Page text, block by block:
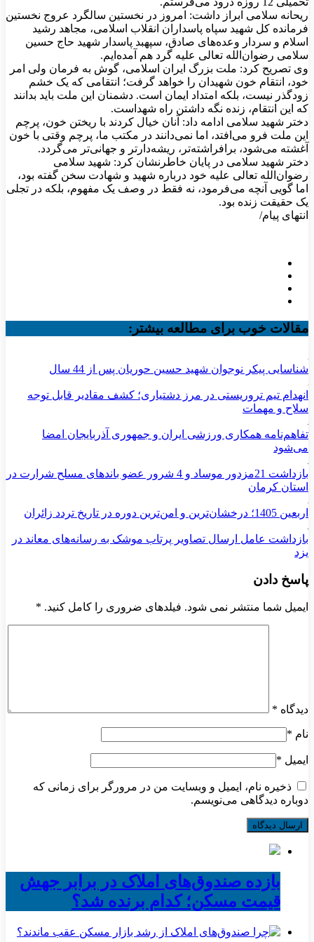
ریحانه سلامی ابراز داشت: امروز در نخستین سالگرد عروج نخستین
فرمانده کل شهید سپاه پاسداران انقلاب اسلامی، مجاهد رشید
اسلام و سردار وعده‌های صادق، سپهبد پاسدار شهید حاج حسین
سلامی رضوان‌الله تعالی علیه گرد هم آمده‌ایم.
وی تصریح کرد: ملت بزرگ ایران اسلامی، گوش به فرمان ولی امر
خود، انتقام خون شهیدان را خواهد گرفت؛ انتقامی که یک خشم
زودگذر نیست، بلکه امتداد ایمان است. دشمنان این ملت باید بدانند
که این انتقام، زنده نگه داشتن راه شهداست.
دختر شهید سلامی ادامه داد: آنان خیال کردند با ریختن خون، پرچم
این ملت فرو می‌افتد، اما نمی‌دانند در مکتب ما، پرچم وقتی با خون
آغشته می‌شود، برافراشته‌تر، ریشه‌دارتر و جهانی‌تر می‌گردد.
دختر شهید سلامی در پایان خاطرنشان کرد: شهید سلامی
رضوان‌الله تعالی علیه خود درباره شهید و شهادت سخن گفته بود،
اما گویی آنچه می‌فرمود، نه فقط در وصف یک مفهوم، بلکه در تجلی
یک حقیقت زنده بود.
انتهای پیام/
مقالات خوب برای مطالعه بیشتر:
شناسایی پیکر نوجوان شهید حسین حوریان پس از 44 سال
انهدام تیم تروریستی در مرز دشتیاری؛ کشف مقادیر قابل توجه
سلاح و مهمات
تفاهم‌نامه همکاری ورزشی ایران و جمهوری آذربایجان امضا
می‌شود
بازداشت 21مزدور موساد و 4 شرور عضو باندهای مسلح شرارت در
استان کرمان
اربعین 1405؛ درخشان‌ترین و امن‌ترین دوره در تاریخ تردد زائران
بازداشت عامل ارسال تصاویر پرتاب موشک به رسانه‌های معاند در
یزد
پاسخ دادن
ایمیل شما منتشر نمی شود. فیلدهای ضروری را کامل کنید. *
دیدگاه *
نام *
ایمیل *
ذخیره نام، ایمیل و وبسایت من در مرورگر برای زمانی که
دوباره دیدگاهی می‌نویسم.
بازده صندوق‌های املاک در برابر جهش
قیمت مسکن؛ کدام برنده شد؟